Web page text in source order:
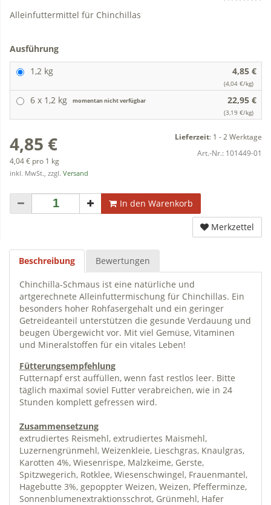
Alleinfuttermittel für Chinchillas
Ausführung
1,2 kg
4,85 €
(4,04 €/kg)
6 x 1,2 kg 22,95 €
(3,19 €/kg)
momentan nicht verfügbar
4,85 €
4,04 € pro 1 kg
inkl. MwSt., zzgl. Versand
Lieferzeit: 1 - 2 Werktage
Art.-Nr.: 101449-01
In den Warenkorb
Merkzettel
Beschreibung Bewertungen
Chinchilla-Schmaus ist eine natürliche und
artgerechnete Alleinfuttermischung für Chinchillas. Ein
besonders hoher Rohfasergehalt und ein geringer
Getreideanteil unterstützen die gesunde Verdauung und
beugen Übergewicht vor. Mit viel Gemüse, Vitaminen
und Mineralstoffen für ein vitales Leben!
Fütterungsempfehlung
Futternapf erst auffüllen, wenn fast restlos leer. Bitte
täglich maximal soviel Futter verabreichen, wie in 24
Stunden komplett gefressen wird.
Zusammensetzung
extrudiertes Reismehl, extrudiertes Maismehl,
Luzernengrünmehl, Weizenkleie, Lieschgras, Knaulgras,
Karotten 4%, Wiesenrispe, Malzkeime, Gerste,
Spitzwegerich, Rotklee, Wiesenschwingel, Frauenmantel,
Hagebutte 3%, gepoppter Weizen, Weizen, Pfefferminze,
Sonnenblumenextraktionsschrot, Grünmehl, Hafer